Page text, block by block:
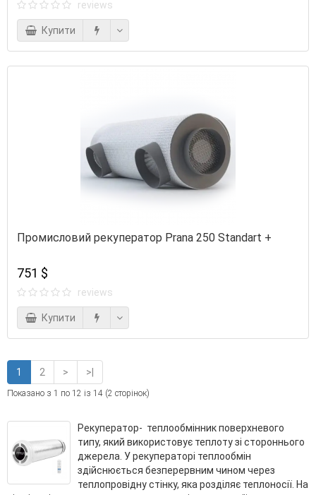
reviews
Купити
Промисловий рекуператор Prana 250 Standart +
751 $
reviews
Купити
1 2 > >|
Показано з 1 по 12 із 14 (2 сторінок)
Рекуператор- теплообмінник поверхневого
типу, який використовує теплоту зі стороннього
джерела. У рекуператорі теплообмін
здійснюється безперервним чином через
теплопровідну стінку, яка розділяє теплоносії. На